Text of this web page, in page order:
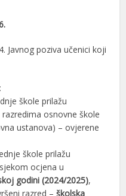
Javnog poziva učenici koji
škole prilažu
osnovne škole
ustanova) – ovjerene
škole prilažu
ocjena u
godini (2024/2025),
razred –školska